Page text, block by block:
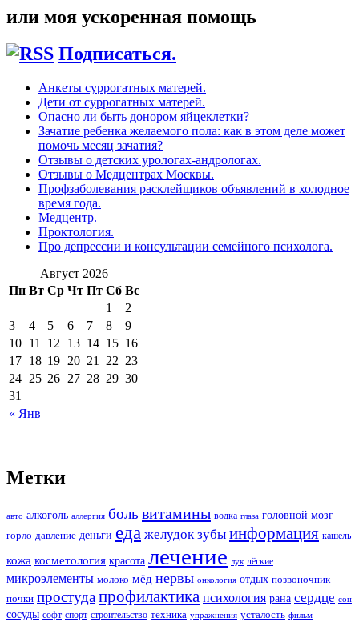
или моя ускоренная помощь
Подписаться.
Анкеты суррогатных матерей.
Дети от суррогатных матерей.
Опасно ли быть донором яйцеклетки?
Зачатие ребенка желаемого пола: как в этом деле может
помочь месяц зачатия?
Отзывы о детских урологах-андрологах.
Отзывы о Медцентрах Москвы.
Профзаболевания расклейщиков объявлений в холодное
время года.
Медцентр.
Проктология.
Про депрессии и консультации семейного психолога.
Август 2026
Пн Вт Ср Чт Пт Сб Вс
« Янв
1
2
3
4 5 6 7 8
9
10 11 12 13 14 15 16
17 18 19 20 21 22 23
24 25 26 27 28 29 30
31
Метки
авто алкоголь аллергия боль витамины водка глаза головной мозг
горло давление деньги еда желудок зубы информация кашель
кожа косметология красота лечение лук лёгкие
микроэлементы молоко мёд нервы онкология отдых позвоночник
почки простудапрофилактика психология рана сердце сон
сосуды софт спорт строительство техника упражнения усталость фильм